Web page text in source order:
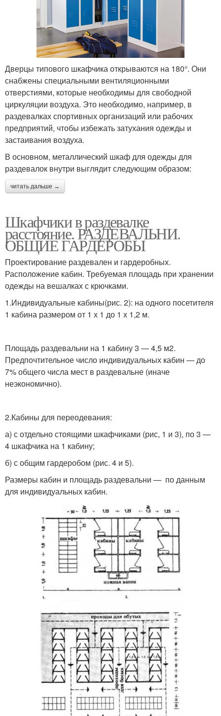
Дверцы типового шкафчика открываются на 180°. Они
снабжены специальными вентиляционными
отверстиями, которые необходимы для свободной
циркуляции воздуха. Это необходимо, например, в
раздевалках спортивных организаций или рабочих
предприятий, чтобы избежать затухания одежды и
застаивания воздуха.
В основном, металлический шкаф для одежды для
раздевалок внутри выглядит следующим образом:
читать дальше →
Шкафчики в раздевалке
расстояние. РАЗДЕВАЛЬНИ.
ОБЩИЕ ГАРДЕРОБЫ
Проектирование раздевален и гардеробных.
Расположение кабин. Требуемая площадь при хранении
одежды на вешалках с крючками.
1.Индивидуальные кабины(рис. 2): на одного посетителя
1 кабина размером от 1 х 1 до 1 х 1,2 м.
Площадь раздевальни на 1 кабину 3 — 4,5 м2.
Предпочтительное число индивидуальных кабин — до
7% общего числа мест в раздевальне (иначе
неэкономично).
2.Кабины для переодевания:
а) с отдельно стоящими шкафчиками (рис, 1 и 3), по 3 —
4 шкафчика на 1 кабину;
б) с общим гардеробом (рис. 4 и 5).
Размеры кабин и площадь раздевальни — по данным
для индивидуальных кабин.